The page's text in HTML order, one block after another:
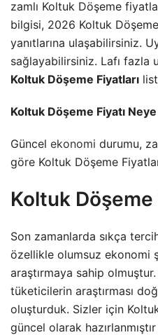
zamlı Koltuk Döşeme
bilgisi, 2026 Koltuk Döşeme
yanıtlarına ulaşabilirsiniz.
sağlayabilirsiniz. Lafı fazla
Koltuk Döşeme Fiyatları
Koltuk Döşeme Fiyatı
Güncel ekonomi durumu,
göre Koltuk Döşeme
Koltuk Döşeme
Son zamanlarda sıkça
özellikle olumsuz ekonomi
araştırmaya sahip
tüketicilerin araştırması
oluşturduk. Sizler için
güncel olarak